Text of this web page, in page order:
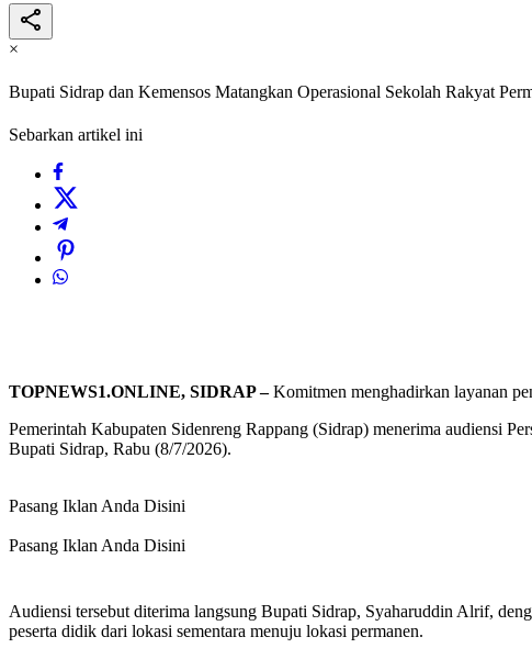
×
Bupati Sidrap dan Kemensos Matangkan Operasional Sekolah Rakyat
Sebarkan artikel ini
TOPNEWS1.ONLINE, SIDRAP –Komitmen menghadirkan layanan
Pemerintah Kabupaten Sidenreng Rappang (Sidrap) menerima audiensi
Bupati Sidrap, Rabu (8/7/2026).
Pasang Iklan Anda Disini
Pasang Iklan Anda Disini
Audiensi tersebut diterima langsung Bupati Sidrap, Syaharuddin Alrif,
peserta didik dari lokasi sementara menuju lokasi permanen.